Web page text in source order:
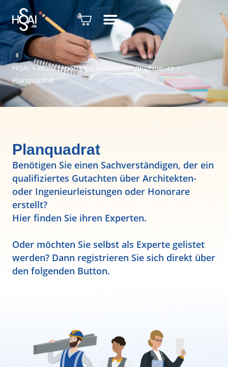
HOAI > HOAI Experten> Architekten/Ingenieure>
Planquadrat
Planquadrat
Benötigen Sie einen Sachverständigen, der ein
qualifiziertes Gutachten über Architekten-
oder Ingenieurleistungen oder Honorare
erstellt?
Hier finden Sie ihren Experten.
Oder möchten Sie selbst als Experte gelistet
werden? Dann registrieren Sie sich direkt über
den folgenden Button.